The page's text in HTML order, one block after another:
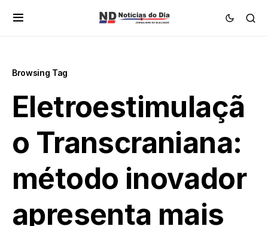
Browsing Tag
Eletroestimulaçã
o Transcraniana:
método inovador
apresenta mais